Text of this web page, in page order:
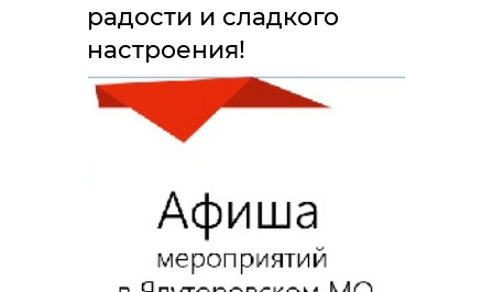
радости и сладкого
настроения!